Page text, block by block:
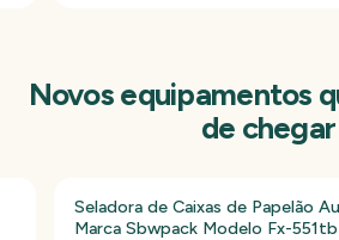
Novos equipamentos
de chegar
Seladora de Caixas de Papelão
Marca Sbwpack Modelo Fx-551tb